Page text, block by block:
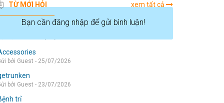
Bạn cần đăng nhập để gửi bình luận!
TỪ MỚI HỎI xem tất cả
die wohnung
bởi Guest - 25/07/2026
bởi Guest - 23/07/2026
trỉ